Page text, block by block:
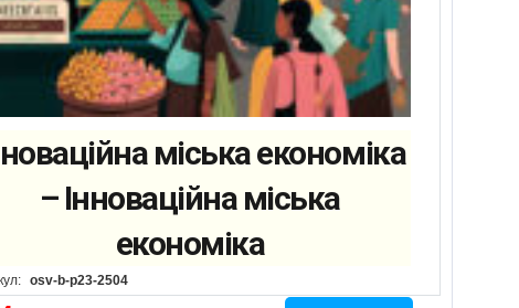
міська економіка
– Інноваційна міська
економіка
osv-b-p23-2504